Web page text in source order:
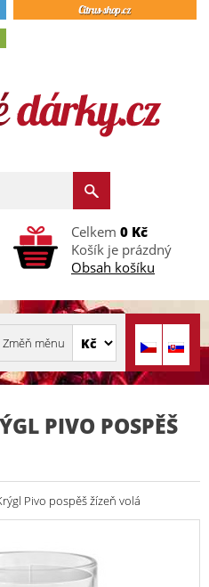
Celkem 0 Kč
Košík je prázdný
Obsah košíku
PIVO POSPĚŠ
Pivo pospěš žízeň volá